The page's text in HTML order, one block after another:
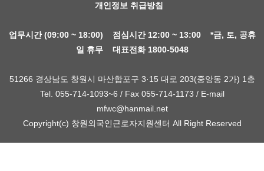
개인정보 취급방침
업무시간 (09:00 ~ 18:00) 점심시간 12:00 ~ 13:00 *금, 토, 공휴
일 휴무 대표전화 1800-5048
51266 경상남도 창원시 마산합포구 3·15 대로 203(중앙동 2가) 1층
Tel. 055-714-1093~6 / Fax 055-714-1173 / E-mail
mfwc@hanmail.net
Copyright(c) 창원외국인근로자지원센터 All Right Reserved